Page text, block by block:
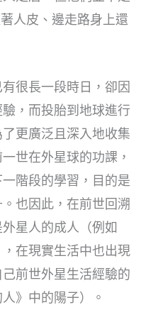
人皮、邊走路身上還
很長一段時日，卻因
，而投胎到地球進行
了更廣泛且深入地收集
世在外星球的功課，
階段的學習，目的是
也因此，在前世回溯
星人的成人（例如
，在現實生活中也出現
前世外星生活經驗的
》中的陽子）。